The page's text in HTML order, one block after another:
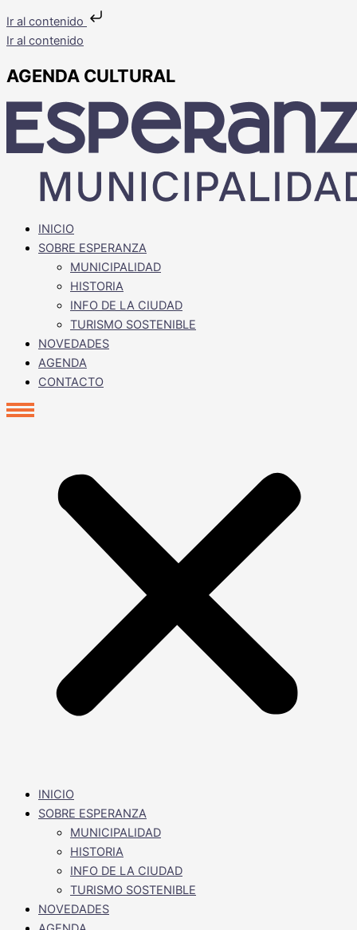
Ir al contenido
Ir al contenido
AGENDA CULTURAL
INICIO
SOBRE ESPERANZA
MUNICIPALIDAD
HISTORIA
INFO DE LA CIUDAD
TURISMO SOSTENIBLE
NOVEDADES
AGENDA
CONTACTO
INICIO
SOBRE ESPERANZA
MUNICIPALIDAD
HISTORIA
INFO DE LA CIUDAD
TURISMO SOSTENIBLE
NOVEDADES